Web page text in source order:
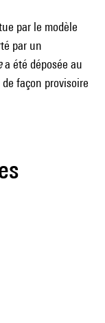
par le modèle
par un
a été déposée au
façon provisoire